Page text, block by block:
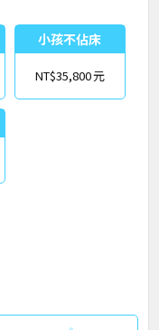
小孩不佔床
NT$35,800